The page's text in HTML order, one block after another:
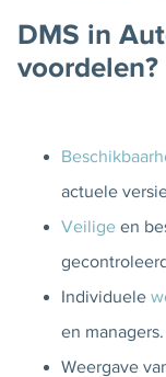
DMS in
voordelen?
actuele
Veilige en
Individuele
en managers.
Weergave